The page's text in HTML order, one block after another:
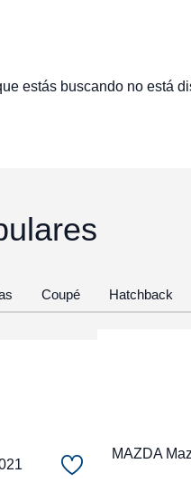
estás buscando no está
Coupé Hatchback
MAZDA